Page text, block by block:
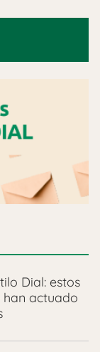
Dial: estos
han actuado